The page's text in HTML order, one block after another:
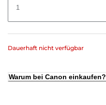
1
Dauerhaft nicht verfügbar
Warum bei Canon einkaufen?